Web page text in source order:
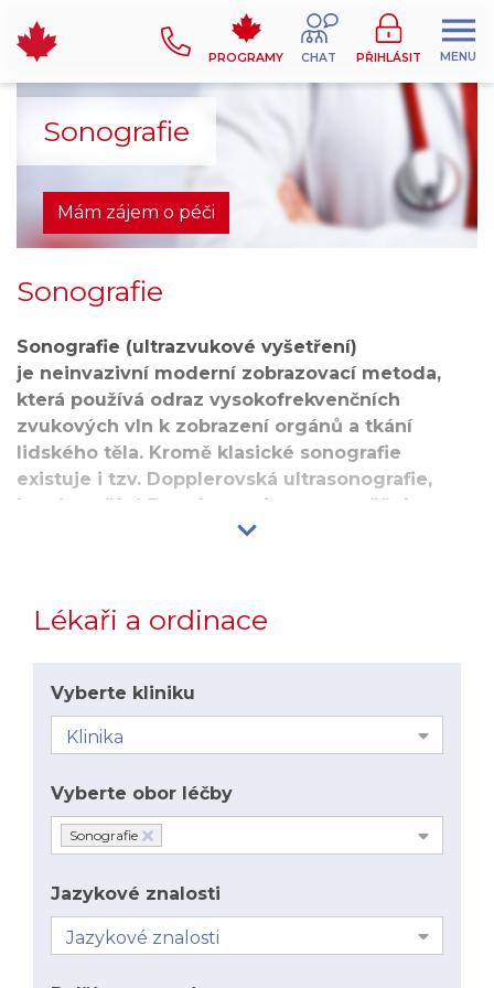
PROGRAMY CHAT PŘIHLÁSIT MENU
Sonografie
Mám zájem o péči
Sonografie
Sonografie (ultrazvukové vyšetření)
je neinvazivní moderní zobrazovací metoda,
která používá odraz vysokofrekvenčních
zvukových vln k zobrazení orgánů a tkání
lidského těla. Kromě klasické sonografie
existuje i tzv. Dopplerovská ultrasonografie,
která využívá Dooplerova jevu a umožňuje
získat i informaci o rychlostech pohybu tkání,
Do oboru radiologie byly postupem doby začleněny
nevyužívají ionizujícího záření. Lékařská
sonografie je diagnostická zobrazovací technika
založená na registraci ultrazvuku odraženého od
tkání.
Sonofgrafie se nejčastěji využívá pro vyšetření
následující části lidského těla:
lymfatické uzliny a cévní struktury)
ledviny a jejich okolí (vývodné močové cesty,
močový měchýř)
Lékaři a ordinace
Vyberte kliniku
Vyberte obor léčby
Sonografie
Jazykové znalosti